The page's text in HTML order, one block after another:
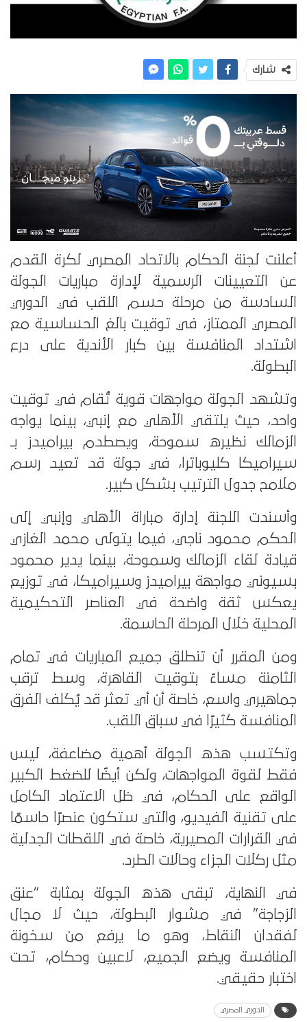
شارك
أعلنت لجنة الحكام بالاتحاد المصري لكرة القدم
عن التعيينات الرسمية لإدارة مباريات الجولة
السادسة من مرحلة حسم اللقب في الدوري
المصري الممتاز، في توقيت بالغ الحساسية مع
اشتداد المنافسة بين كبار الأندية على درع
البطولة.
وتشهد الجولة مواجهات قوية تُقام في توقيت
واحد، حيث يلتقي الأهلي مع إنبي، بينما يواجه
الزمالك نظيره سموحة، ويصطدم بيراميدز بـ
سيراميكا كليوباترا، في جولة قد تعيد رسم
ملامح جدول الترتيب بشكل كبير.
وأسندت اللجنة إدارة مباراة الأهلي وإنبي إلى
الحكم محمود ناجي، فيما يتولى محمد الغازي
قيادة لقاء الزمالك وسموحة، بينما يدير محمود
بسيوني مواجهة بيراميدز وسيراميكا، في توزيع
يعكس ثقة واضحة في العناصر التحكيمية
المحلية خلال المرحلة الحاسمة.
ومن المقرر أن تنطلق جميع المباريات في تمام
الثامنة مساءً بتوقيت القاهرة، وسط ترقب
جماهيري واسع، خاصة أن أي تعثر قد يُكلف الفرق
المنافسة كثيرًا في سباق اللقب.
وتكتسب هذه الجولة أهمية مضاعفة، ليس
فقط لقوة المواجهات، ولكن أيضًا للضغط الكبير
الواقع على الحكام، في ظل الاعتماد الكامل
على تقنية الفيديو، والتي ستكون عنصرًا حاسمًا
في القرارات المصيرية، خاصة في اللقطات الجدلية
مثل ركلات الجزاء وحالات الطرد.
في النهاية، تبقى هذه الجولة بمثابة “عنق
الزجاجة” في مشوار البطولة، حيث لا مجال
لفقدان النقاط، وهو ما يرفع من سخونة
المنافسة ويضع الجميع، لاعبين وحكام، تحت
اختبار حقيقي.
الدوري المصري